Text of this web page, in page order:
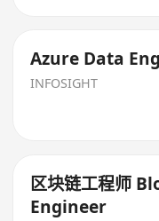
Azure Data
INFOSIGHT
区块链工程师
Engineer